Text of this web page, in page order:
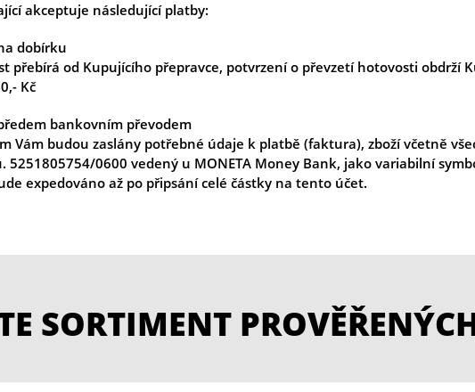
akceptuje následující platby:
dobírku
přebírá od Kupujícího přepravce, potvrzení o převzetí hotovosti obdrží
Kč
bankovním převodem
Vám budou zaslány potřebné údaje k platbě (faktura), zboží včetně
5251805754/0600 vedený u MONETA Money Bank, jako variabilní
expedováno až po připsání celé částky na tento účet.
SORTIMENT